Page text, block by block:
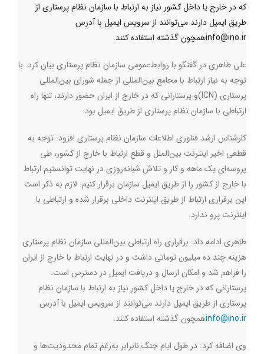
که در خارج یا داخل کشور نیاز به ارتباط با سازمان نظام پرستاری از
طریق ایمیل دارند می‌توانند از سرویس ایمیل با آدرس
info@ino.irهمچون گذشته استفاده کنند.
علی طاهری در گفتگو با روابط‌عمومی سازمان نظام پرستاری بیان کرد: با
توجه به نیاز ارتباط با مجامع بین‌المللی از جمله شورای بین‌المللی
پرستاری (ICN)و پرستارانی که در خارج از ایران حضور دارند، تنها راه
ارتباطی با سازمان نظام پرستاری از طریق ایمیل بود.
کارشناس ارشد فناوری اطلاعات سازمان نظام پرستاری افزود: توجه به
قطعی اخیر اینترنت بین‌الملل و قطع ارتباط با خارج از کشور، طی
پروسه‌ای یک ماهه و کار و تلاش شبانه‌روزی در نهایت توانستیم ارتباط
با خارج از کشور را از طریق ایمیل سازمان برقرار کنیم. لازم به ذکر است
این برقراری ارتباط از طریق اینترنت داخلی برقرار شده و ارتباطی با
اینترنت پرو ندارد.
طاهری ادامه داد: برقراری راه ارتباطی بین‌المللی سازمان نظام پرستاری
هزینه چند ده میلیون تومانی داشت و در نهایت ارتباط با خارج از ایران
را فراهم شد و امکان ارسال و دریافت ایمیل در دسترس است.
پرستارانی که در خارج یا داخل کشور نیاز به ارتباط با سازمان نظام
پرستاری از طریق ایمیل دارند می‌توانند از سرویس ایمیل با آدرس
info@ino.irهمچون گذشته استفاده کنند.
وی اضافه کرد: در طول ایام جنگ نابرابر به‌رغم تمام محدودیت‌ها و